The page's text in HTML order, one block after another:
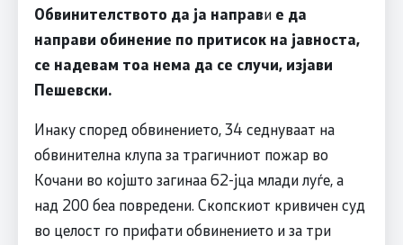
Обвинителството да ја направие да
направи обинение по притисок на јавноста,
се надевам тоа нема да се случи, изјави
Пешевски.
Инаку според обвинението, 34 седнуваат на
обвинителна клупа за трагичниот пожар во
Кочани во којшто загинаа 62-јца млади луѓе, а
над 200 беа повредени. Скопскиот кривичен суд
во целост го прифати обвинението и за три